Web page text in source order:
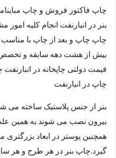
چاپ فاکتور فروش و چاپ
بنر در انبارنفت انجام کلیه
چاپ چاپ و بعد از چاپ با مناسب
بیش از هشت دهه سابقه و
قیمت دولتی چاپخانه در انبارنفت
چاپ در انبارنفت
بنر از جنس پلاستیک ساخته می
بیرون نصب می شوند به همین
همچنین پوستر در ابعاد بزرگتری
گیرد.چاپ بنر در هر طرح و هر